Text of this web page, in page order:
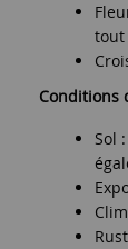
tout
Conditions
Sol